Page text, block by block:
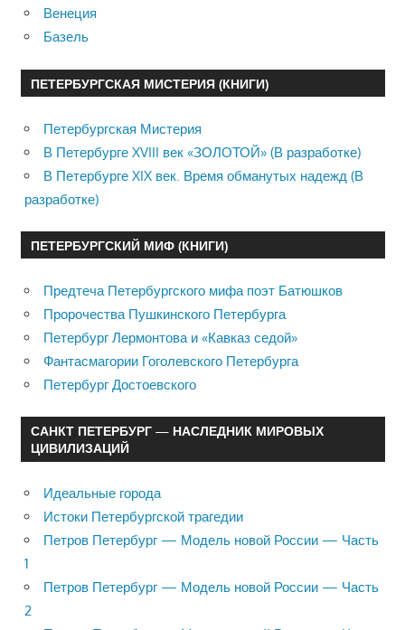
Венеция
Базель
ПЕТЕРБУРГСКАЯ МИСТЕРИЯ (КНИГИ)
Петербургская Мистерия
В Петербурге XVIII век «ЗОЛОТОЙ» (В разработке)
В Петербурге XIX век. Время обманутых надежд (В
разработке)
ПЕТЕРБУРГСКИЙ МИФ (КНИГИ)
Предтеча Петербургского мифа поэт Батюшков
Пророчества Пушкинского Петербурга
Петербург Лермонтова и «Кавказ седой»
Фантасмагории Гоголевского Петербурга
Петербург Достоевского
САНКТ ПЕТЕРБУРГ — НАСЛЕДНИК МИРОВЫХ
ЦИВИЛИЗАЦИЙ
Идеальные города
Истоки Петербургской трагедии
Петров Петербург — Модель новой России — Часть
1
Петров Петербург — Модель новой России — Часть
2